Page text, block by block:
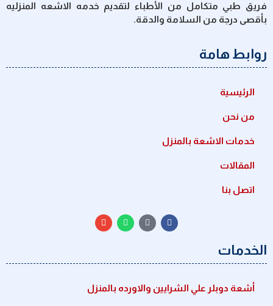
فريق طبي متكامل من الأطباء لتقديم خدمه الاشعه المنزليه
بأقصى درجة من السلامة والدقة.
روابط هامة
الرئيسية
من نحن
خدمات الاشعة بالمنزل
المقالات
اتصل بنا
الخدمات
أشعة دوبلر علي الشرايين والاورده بالمنزل